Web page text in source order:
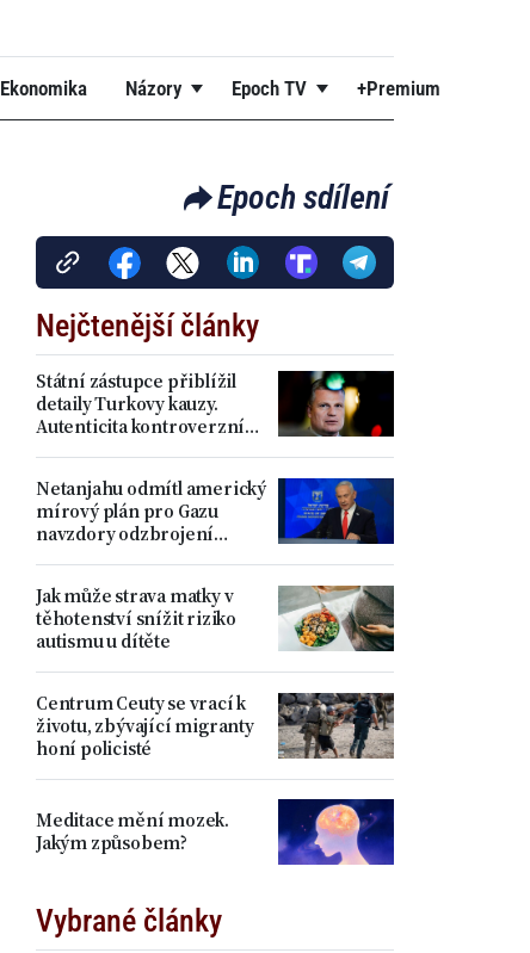
Ekonomika Názory Epoch TV +Premium
Epoch sdílení
Nejčtenější články
Státní zástupce přiblížil
detaily Turkovy kauzy.
Autenticita kontroverzních
Netanjahu odmítl americký
mírový plán pro Gazu
navzdory odzbrojení
Jak může strava matky v
těhotenství snížit riziko
autismu u dítěte
Centrum Ceuty se vrací k
životu, zbývající migranty
honí policisté
Meditace mění mozek.
Jakým způsobem?
Vybrané články